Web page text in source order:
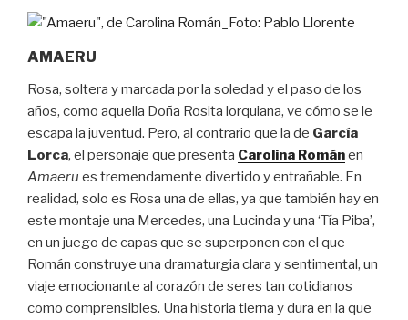
AMAERU
Rosa, soltera y marcada por la soledad y el paso de los
años, como aquella Doña Rosita lorquiana, ve cómo se le
escapa la juventud. Pero, al contrario que la de García
Lorca, el personaje que presenta Carolina Románen
Amaeru es tremendamente divertido y entrañable. En
realidad, solo es Rosa una de ellas, ya que también hay en
este montaje una Mercedes, una Lucinda y una ‘Tía Piba’,
en un juego de capas que se superponen con el que
Román construye una dramaturgia clara y sentimental, un
viaje emocionante al corazón de seres tan cotidianos
como comprensibles. Una historia tierna y dura en la que